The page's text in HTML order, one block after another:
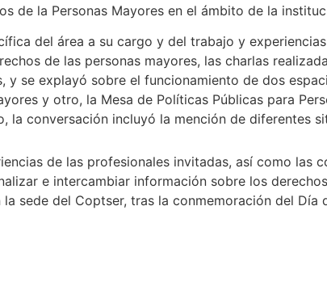
de la Personas Mayores en el ámbito de la
del área a su cargo y del trabajo y
de las personas mayores, las charlas
y se explayó sobre el funcionamiento de dos
y otro, la Mesa de Políticas Públicas para
la conversación incluyó la mención de diferentes
de las profesionales invitadas, así como las
e intercambiar información sobre los
sede del Coptser, tras la conmemoración del Día